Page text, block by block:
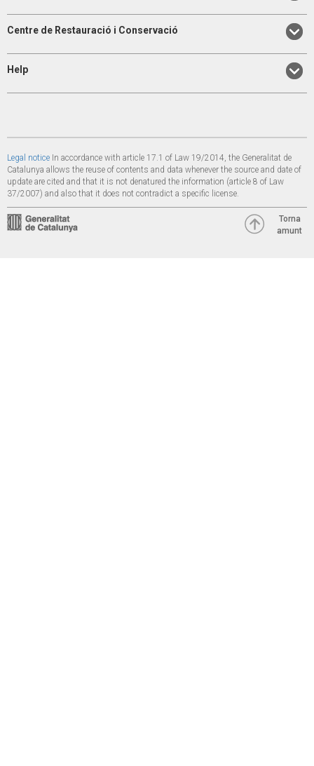
Centre de Restauració i Conservació
Help
Legal notice In accordance with article 17.1 of Law 19/2014, the Generalitat de
Catalunya allows the reuse of contents and data whenever the source and date of
update are cited and that it is not denatured the information (article 8 of Law
37/2007) and also that it does not contradict a specific license.
Torna
amunt